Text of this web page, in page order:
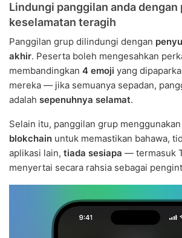
Lindungi panggilan anda
keselamatan teragih
Panggilan grup dilindungi dengan
akhir. Peserta boleh mengesahkan
membandingkan 4 emoji yang
mereka — jika semuanya sepadan,
adalah sepenuhnya selamat.
Selain itu, panggilan grup menggunakan
blokchain untuk memastikan bahawa,
aplikasi lain, tiada sesiapa — termasuk
menyertai secara rahsia sebagai